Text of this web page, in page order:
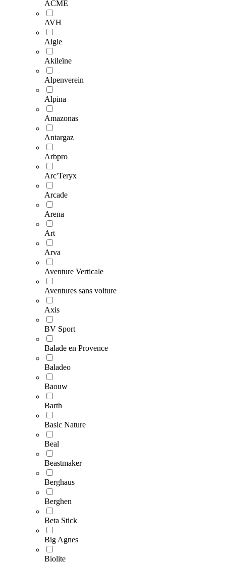
ACME
AVH
Aigle
Akileïne
Alpenverein
Alpina
Amazonas
Antargaz
Arbpro
Arc'Teryx
Arcade
Arena
Art
Arva
Aventure Verticale
Aventures sans voiture
Axis
BV Sport
Balade en Provence
Baladeo
Baouw
Barth
Basic Nature
Beal
Beastmaker
Berghaus
Berghen
Beta Stick
Big Agnes
Biolite